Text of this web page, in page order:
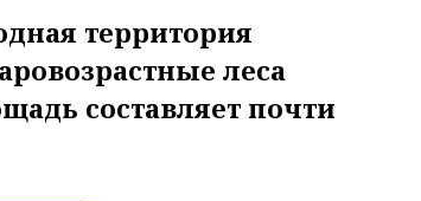
территория
леса
составляет почти